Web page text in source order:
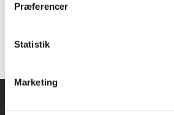
Præferencer
Statistik
Marketing